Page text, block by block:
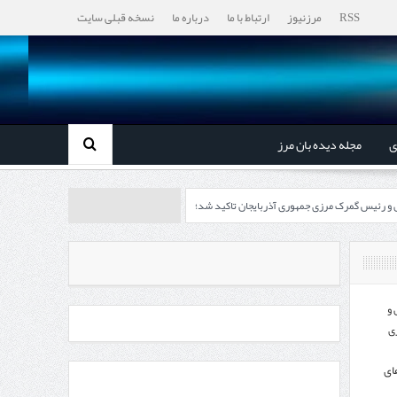
RSS مرزنیوز ارتباط با ما درباره ما نسخه قبلی سایت
مجله دیده بان مرز
و رئیس گمرک مرزی جمهوری آذربایجان تاکید شد؛
ایران و جمهوری آذربایجان ضرورت دارد
گردشگری و صنایع دستی از استاندار اردبیل
اردبیل و مدیرعامل بانک سینا محقق شد؛
و